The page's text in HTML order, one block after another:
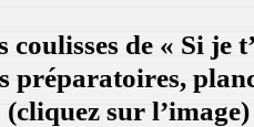
coulisses de « Si
préparatoires,
sur l’image)